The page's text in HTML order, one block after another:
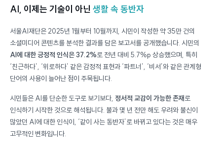
AI, 이제는 기술이 아닌 생활 속 동반자
서울AI재단은 2025년 1월부터 10월까지, 시민이 작성한 약 35만 건의
소셜미디어 콘텐츠를 분석한 결과를 담은 보고서를 공개했습니다. 시민의
AI에 대한 긍정적 인식은 37.2%로 전년 대비 5.7%p 상승했으며, 특히
‘친근하다’, ‘위로하다’ 같은 감정적 표현과 ‘파트너’, ‘비서’와 같은 관계형
단어의 사용이 늘어난 점이 주목됩니다.
시민들은 AI를 단순한 도구로 보기보다, 정서적 교감이 가능한 존재로
인식하기 시작한 것으로 해석됩니다. 불과 몇 년 전만 해도 우려와 불신이
많았던 AI에 대한 인식이, ‘같이 사는 동반자’로 바뀌고 있다는 것은 매우
고무적인 변화입니다.